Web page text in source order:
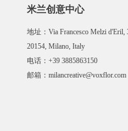
米兰创意中心
地址：Via Francesco Melzi d'Eril,
20154, Milano, Italy
电话：+39 3885863150
邮箱：milancreative@voxflor.com